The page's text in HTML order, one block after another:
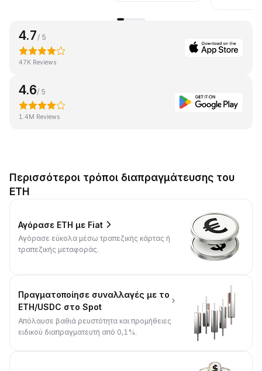
4.7/ 5
47K Reviews
4.6/ 5
1.4M Reviews
Περισσότεροι τρόποι διαπραγμάτευσης του
ETH
Αγόρασε ETH με Fiat
Αγόρασε εύκολα μέσω τραπεζικής κάρτας ή
τραπεζικής μεταφοράς.
Πραγματοποίησε συναλλαγές με το
ETH/USDC στο Spot
Απόλαυσε βαθιά ρευστότητα και προμήθειες
ειδικού διαπραγματευτή από 0,1%.